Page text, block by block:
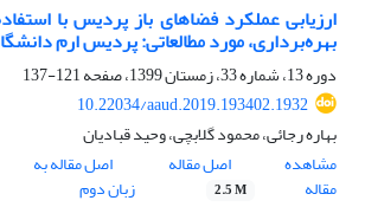
ارزیابی عملکرد فضاهای باز پردیس با
بهره‌برداری، مورد مطالعاتی: پردیس ارم
دوره 13، شماره 33، زمستان 1399، صفحه
121-137
10.22034/aaud.2019.193402.1932
بهاره رجائی، محمود گلابچی، وحید قبادیان
مشاهده
مقاله
اصل مقاله
2.5 M
اصل مقاله به
زبان دوم